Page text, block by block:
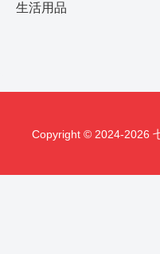
生活用品
Copyright © 2024-2026